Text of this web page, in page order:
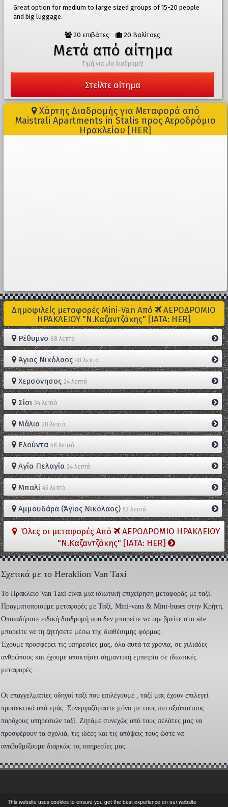
This website uses cookies to ensure you get the best experience on our website
Great option for medium to large sized groups of 15-20 people
and big luggage.
20 επιβάτες 20 Βαλίτσες
Μετά από αίτημα
Τιμή για μία διαδρομή!
Στείλτε αίτημα
Χάρτης Διαδρομής για Μεταφορά από
Maistrali Apartments in Stalis προς Αεροδρόμιο
Ηρακλείου [HER]
Δημοφιλείς μεταφορές Mini-Van Από
ΑΕΡΟΔΡΟΜΙΟ
ΗΡΑΚΛΕΙΟΥ "Ν.Καζαντζάκης" [IATA: HER]
Ρέθυμνο 68 λεπτά
Άγιος Νικόλαος 48 λεπτά
Χερσόνησος 24 λεπτά
Σίσι 34 λεπτά
Μάλια 28 λεπτά
Ελούντα 58 λεπτά
Αγία Πελαγία 24 λεπτά
Μπαλί 45 λεπτά
Αμμουδάρα (Άγιος Νικόλαος) 52 λεπτά
Όλες οι μεταφορές Από
ΑΕΡΟΔΡΟΜΙΟ ΗΡΑΚΛΕΙΟΥ
"Ν.Καζαντζάκης" [IATA: HER]
Σχετικά με το Heraklion Van Taxi
To Ηράκλειο Van Taxi είναι μια ιδιωτική επιχείρηση μεταφοράς με ταξί.
Πραγματοποιούμε μεταφορές με Ταξί, Mini-vans & Mini-buses στην Κρήτη.
Οποιαδήποτε ειδική διαδρομή που δεν μπορείτε να την βρείτε στο site
μπορείτε να τη ζητήσετε μέσω της διαθέσιμης φόρμας.
Έχουμε προσφέρει τις υπηρεσίες μας, όλα αυτά τα χρόνια, σε χιλιάδες
ανθρώπους και έχουμε αποκτήσει σημαντική εμπειρία σε ιδιωτικές
μεταφορές.
Οι επαγγελματίες οδηγοί ταξί που επιλέγουμε , ταξί μας έχουν επιλεγεί
προσεκτικά από εμάς. Συνεργαζόμαστε μόνο με τους πιο αξιόπιστους
παρόχους υπηρεσιών ταξί. Ζητάμε συνεχώς από τους πελάτες μας να
προσφέρουν τα σχόλιά, τις ιδέες και τις απόψεις τους ώστε να
αναβαθμίζουμε διαρκώς τις υπηρεσίες μας.